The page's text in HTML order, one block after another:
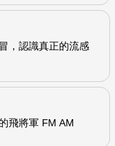
，認識真正的流感
飛將軍 FM AM